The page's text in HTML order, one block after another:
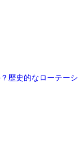
歴史的なローテーシ